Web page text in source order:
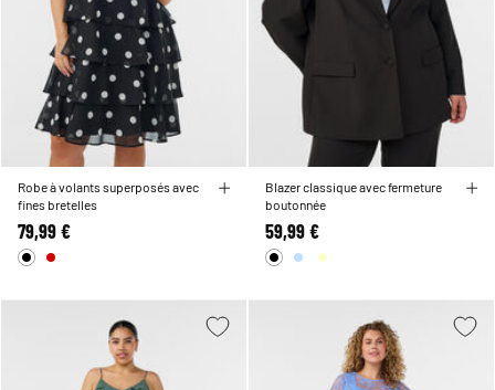
Robe à volants superposés avec
fines bretelles
79,99 €
Blazer classique avec fermeture
boutonnée
59,99 €